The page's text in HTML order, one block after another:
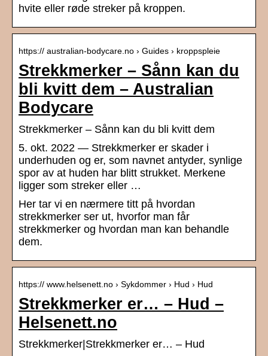
hvite eller røde streker på kroppen.
https:// australian-bodycare.no › Guides › kroppspleie
Strekkmerker – Sånn kan du
bli kvitt dem – Australian
Bodycare
Strekkmerker – Sånn kan du bli kvitt dem
5. okt. 2022 — Strekkmerker er skader i
underhuden og er, som navnet antyder, synlige
spor av at huden har blitt strukket. Merkene
ligger som streker eller …
Her tar vi en nærmere titt på hvordan
strekkmerker ser ut, hvorfor man får
strekkmerker og hvordan man kan behandle
dem.
https:// www.helsenett.no › Sykdommer › Hud › Hud
Strekkmerker er… – Hud –
Helsenett.no
Strekkmerker|Strekkmerker er… – Hud